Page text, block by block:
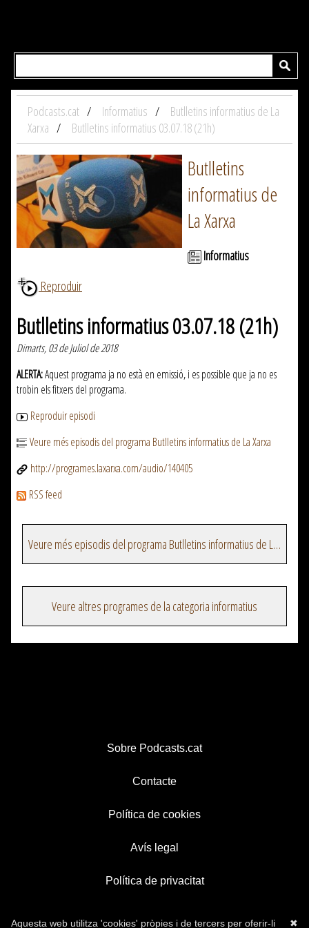
Podcasts.cat Informatius
Butlletins informatius de La
Xarxa
Butlletins informatius 03.07.18 (21h)
Butlletins
informatius de
La Xarxa
Informatius
Reproduir
Butlletins informatius 03.07.18 (21h)
Dimarts, 03 de Juliol de 2018
ALERTA:Aquest programa ja no està en emissió, i es possible que ja no es
trobin els fitxers del programa.
Reproduir episodi
Veure més episodis del programa Butlletins informatius de La Xarxa
http://programes.laxarxa.com/audio/140405
RSS feed
Veure més episodis del programa Butlletins informatius de La Xarxa
Veure altres programes de la categoria informatius
Sobre Podcasts.cat
Contacte
Política de cookies
Avís legal
Política de privacitat
✖
Aquesta web utilitza 'cookies' pròpies i de tercers per oferir-li